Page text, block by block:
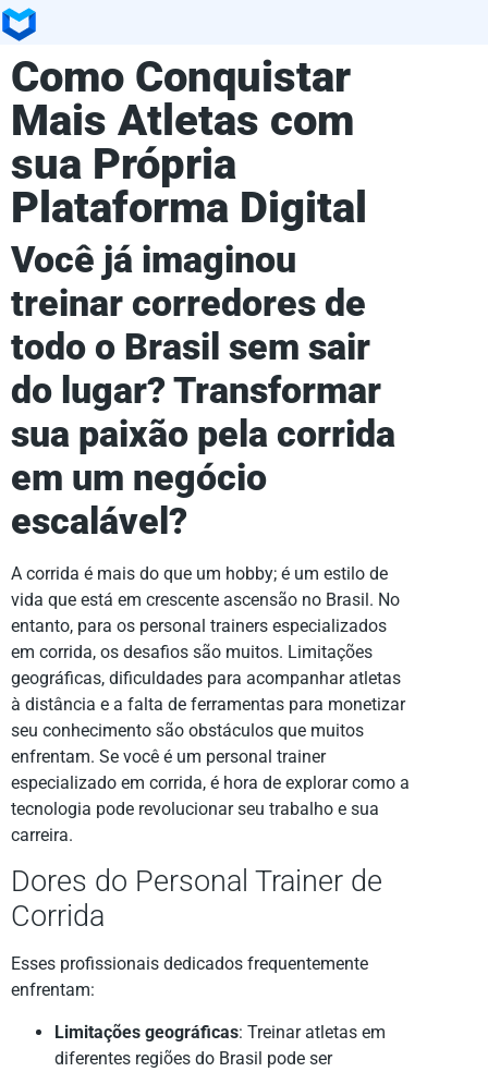
Como Conquistar
Mais Atletas com
sua Própria
Plataforma Digital
Você já imaginou
treinar corredores de
todo o Brasil sem sair
do lugar? Transformar
sua paixão pela corrida
em um negócio
escalável?
A corrida é mais do que um hobby; é um estilo de
vida que está em crescente ascensão no Brasil. No
entanto, para os personal trainers especializados
em corrida, os desafios são muitos. Limitações
geográficas, dificuldades para acompanhar atletas
à distância e a falta de ferramentas para monetizar
seu conhecimento são obstáculos que muitos
enfrentam. Se você é um personal trainer
especializado em corrida, é hora de explorar como a
tecnologia pode revolucionar seu trabalho e sua
carreira.
Dores do Personal Trainer de
Corrida
Esses profissionais dedicados frequentemente
enfrentam:
Limitações geográficas: Treinar atletas em
diferentes regiões do Brasil pode ser